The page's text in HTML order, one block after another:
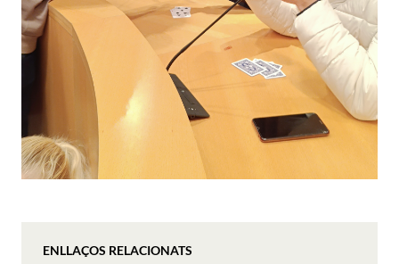
ENLLAÇOS RELACIONATS